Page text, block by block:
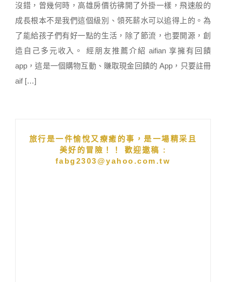
沒錯，曾幾何時，高雄房價彷彿開了外掛一樣，飛速般的
成長根本不是我們這個級別、領死薪水可以追得上的。為
了能給孩子們有好一點的生活，除了節流，也要開源，創
造自己多元收入。 經朋友推薦介紹 aifian 享擁有回饋
app，這是一個購物互動、賺取現金回饋的 App，只要註冊
aif […]
旅行是一件愉悅又療癒的事，是一場精采且
美好的冒險！！ 歡迎邀稿 :
fabg2303@yahoo.com.tw